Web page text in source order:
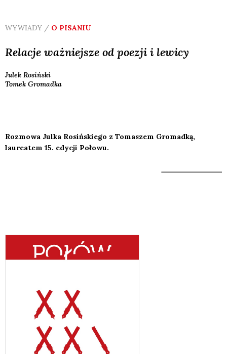
WYWIADY / O PISANIU
Relacje ważniejsze od poezji i lewicy
Julek Rosiński
Tomek Gromadka
Rozmowa Julka Rosińskiego z Tomaszem Gromadką,
laureatem 15. edycji Połowu.